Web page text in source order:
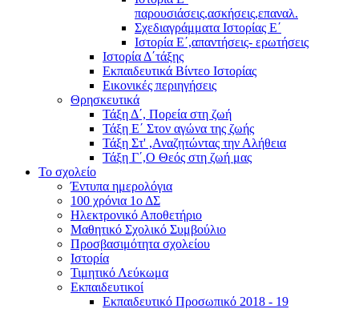
παρουσιάσεις,ασκήσεις,επαναλ.
Σχεδιαγράμματα Ιστορίας Ε΄
Ιστορία Ε΄,απαντήσεις- ερωτήσεις
Ιστορία Δ΄τάξης
Εκπαιδευτικά Βίντεο Ιστορίας
Εικονικές περιηγήσεις
Θρησκευτικά
Τάξη Δ΄, Πορεία στη ζωή
Τάξη Ε΄ Στον αγώνα της ζωής
Τάξη Στ' ,Αναζητώντας την Αλήθεια
Τάξη Γ΄,Ο Θεός στη ζωή μας
Το σχολείο
Έντυπα ημερολόγια
100 χρόνια 1ο ΔΣ
Ηλεκτρονικό Αποθετήριο
Μαθητικό Σχολικό Συμβούλιο
Προσβασιμότητα σχολείου
Ιστορία
Τιμητικό Λεύκωμα
Εκπαιδευτικοί
Εκπαιδευτικό Προσωπικό 2018 - 19